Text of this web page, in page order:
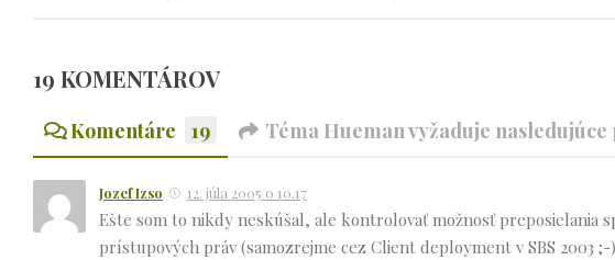
19 KOMENTÁROV
Komentáre 19 Téma Hueman vyžaduje
Jozef Izso 12. júla 2005 o 10.17
Ešte som to nikdy neskúšal, ale kontrolovať možnosť preposielania
prístupových práv (samozrejme cez Client deployment v SBS 2003 ;-